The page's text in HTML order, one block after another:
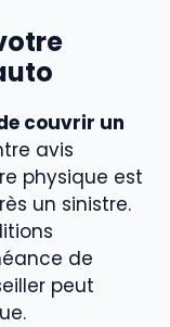
couvrir un
avis
physique est
un sinistre.
de
peut